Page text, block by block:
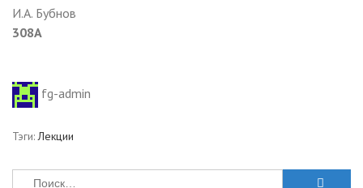
И.А. Бубнов
308А
fg-admin
Тэги:Лекции
Найти: